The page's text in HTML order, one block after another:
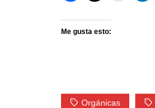
Me gusta esto:
Orgánicas